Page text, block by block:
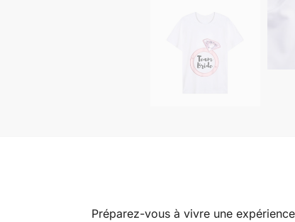
Préparez-vous à vivre une